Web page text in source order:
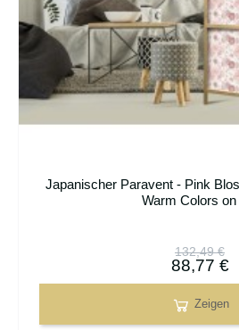
Japanischer Paravent - Pink
Warm Colors on
132,49 €
88,77 €
Zeigen